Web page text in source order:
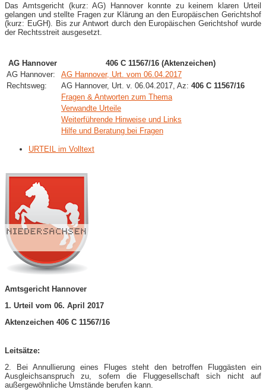
Das Amtsgericht (kurz: AG) Hannover konnte zu keinem klaren Urteil
gelangen und stellte Fragen zur Klärung an den Europäischen Gerichtshof
(kurz: EuGH). Bis zur Antwort durch den Europäischen Gerichtshof wurde
der Rechtsstreit ausgesetzt.
AG Hannover
406 C 11567/16 (Aktenzeichen)
AG Hannover:
AG Hannover, Urt. vom 06.04.2017
Rechtsweg:
AG Hannover, Urt. v. 06.04.2017, Az: 406 C 11567/16
Fragen & Antworten zum Thema
Verwandte Urteile
Weiterführende Hinweise und Links
Hilfe und Beratung bei Fragen
URTEIL im Volltext
Amtsgericht Hannover
1. Urteil vom 06. April 2017
Aktenzeichen 406 C 11567/16
Leitsätze:
2. Bei Annullierung eines Fluges steht den betroffen Fluggästen ein
Ausgleichsanspruch zu, sofern die Fluggesellschaft sich nicht auf
außergewöhnliche Umstände berufen kann.